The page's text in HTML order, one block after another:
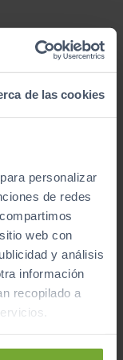
de las cookies
personalizar
de redes
web con
y análisis
información
recopilado a
satisfechos!
el primero en